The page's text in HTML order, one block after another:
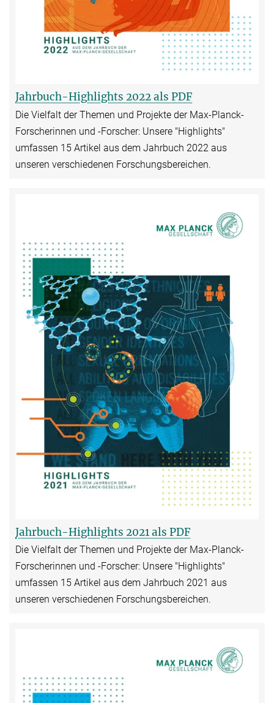
Jahrbuch-Highlights 2022 als PDF
Die Vielfalt der Themen und Projekte der Max-Planck-
Forscherinnen und -Forscher: Unsere "Highlights"
umfassen 15 Artikel aus dem Jahrbuch 2022 aus
unseren verschiedenen Forschungsbereichen.
Jahrbuch-Highlights 2021 als PDF
Die Vielfalt der Themen und Projekte der Max-Planck-
Forscherinnen und -Forscher: Unsere "Highlights"
umfassen 15 Artikel aus dem Jahrbuch 2021 aus
unseren verschiedenen Forschungsbereichen.